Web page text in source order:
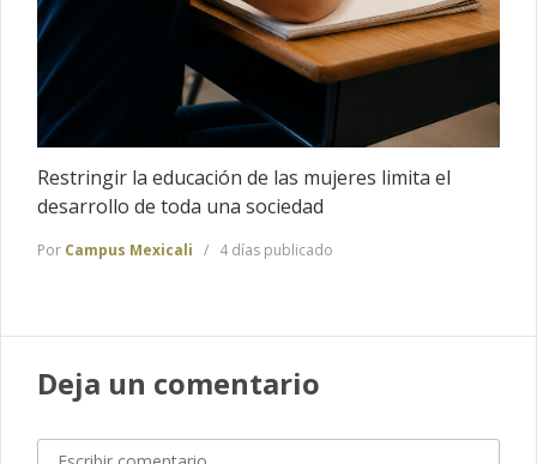
Restringir la educación de las mujeres limita el
desarrollo de toda una sociedad
Por Campus Mexicali 4 días publicado
Deja un comentario